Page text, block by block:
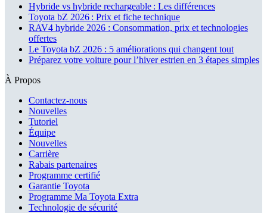
Hybride vs hybride rechargeable : Les différences
Toyota bZ 2026 : Prix et fiche technique
RAV4 hybride 2026 : Consommation, prix et technologies
offertes
Le Toyota bZ 2026 : 5 améliorations qui changent tout
Préparez votre voiture pour l’hiver estrien en 3 étapes simples
À Propos
Contactez-nous
Nouvelles
Tutoriel
Équipe
Nouvelles
Carrière
Rabais partenaires
Programme certifié
Garantie Toyota
Programme Ma Toyota Extra
Technologie de sécurité